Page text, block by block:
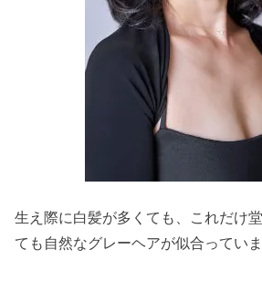
生え際に白髪が多くても、これだけ
ても自然なグレーヘアが似合っていま